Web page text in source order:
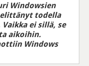
Windowsien
todella
ei sillä, se
aikoihin.
Windows